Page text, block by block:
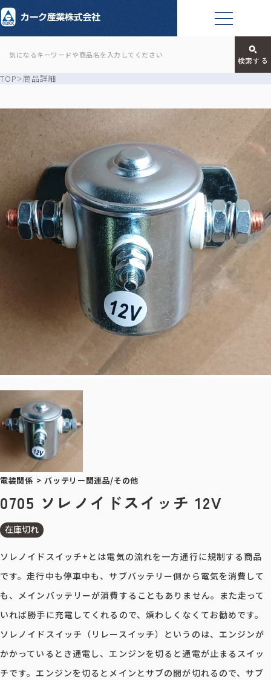
TOP 商品詳細
電装関係 > バッテリー関連品/その他
0705 ソレノイドスイッチ 12V
在庫切れ
ソレノイドスイッチ+とは電気の流れを一方通行に規制する商品
です。走行中も停車中も、サブバッテリー側から電気を消費して
も、メインバッテリーが消費することもありません。また走って
いれば勝手に充電してくれるので、煩わしくなくてお勧めです。
ソレノイドスイッチ（リレースイッチ）というのは、エンジンが
かかっているとき通電し、エンジンを切ると通電が止まるスイッ
チです。エンジンを切るとメインとサブの間が切れるので、サブ